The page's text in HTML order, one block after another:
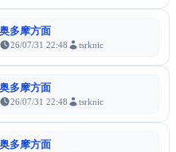
奥多摩方面
26/07/31 22:48 tsrknic
奥多摩方面
26/07/31 22:48 tsrknic
奥多摩方面